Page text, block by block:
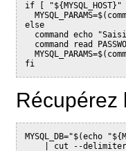
if [
else
command echo
command read
fi
Récupérez
MYSQL_DB="$(echo
| cut --